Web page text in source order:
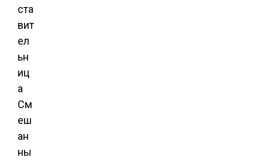
ста
вит
ел
ьн
иц
а
См
еш
ан
ны